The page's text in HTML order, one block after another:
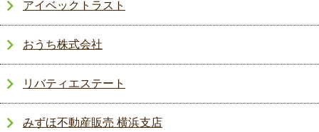
アイベックトラスト
おうち株式会社
リバティエステート
みずほ不動産販売 横浜支店